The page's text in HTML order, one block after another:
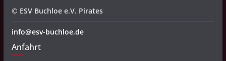
© ESV Buchloe e.V. Pirates
info@esv-buchloe.de
Anfahrt